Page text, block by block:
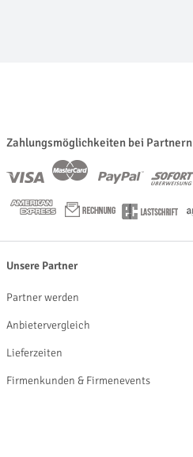
Zahlungsmöglichkeiten bei Partnern
Unsere Partner
Partner werden
Anbietervergleich
Lieferzeiten
Firmenkunden & Firmenevents